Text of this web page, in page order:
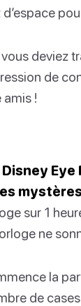
deviez
de
amis !
sur 1
ne
la
de